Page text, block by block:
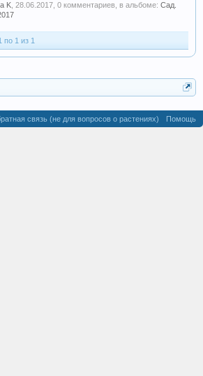
K 28.06.2017 , 0 комментариев, в альбоме: Сад.
по 1 из 1
связь (не для вопросов о растениях)
Помощь